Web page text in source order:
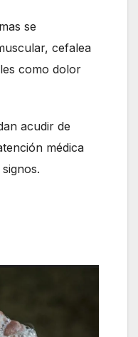
se
cefalea
como dolor
acudir de
médica